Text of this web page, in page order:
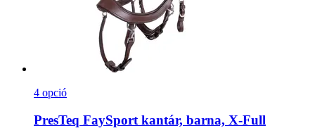
4 opció
PresTeq FaySport kantár, barna, X-​Full